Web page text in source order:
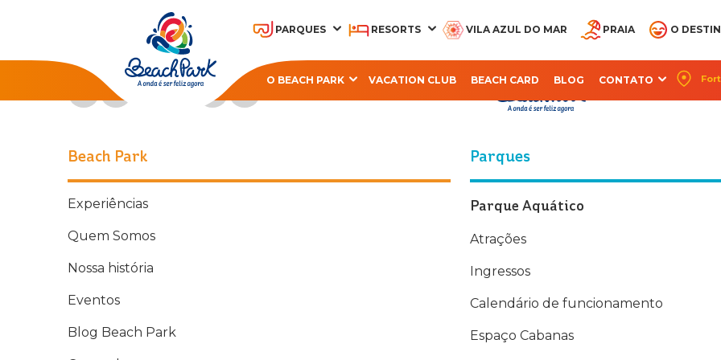
PARQUES RESORTS VILA AZUL DO MAR PRAIA O
O BEACH PARK VACATION CLUB BEACH CARD BLOG CONTATO
RESORT
Acompanhe o Beach Park nas redes sociais
Política de
Beach Park
Experiências
Quem Somos
Nossa história
Eventos
Blog Beach Park
Parques
Parque Aquático
Atrações
Ingressos
Calendário de funcionamento
Espaço Cabanas